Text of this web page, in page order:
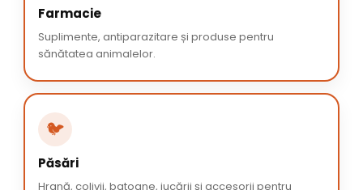
Farmacie
Suplimente, antiparazitare și produse pentru
sănătatea animalelor.
🐦
Păsări
Hrană, colivii, batoane, jucării și accesorii pentru